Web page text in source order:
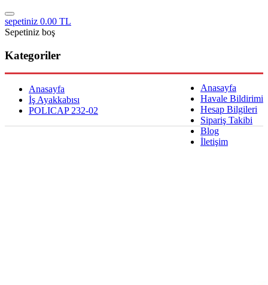
sepetiniz 0.00 TL
Sepetiniz boş
Kategoriler
Anasayfa
Havale Bildirimi
Hesap Bilgileri
Sipariş Takibi
Blog
İletişim
Anasayfa
İş Ayakkabısı
POLICAP 232-02